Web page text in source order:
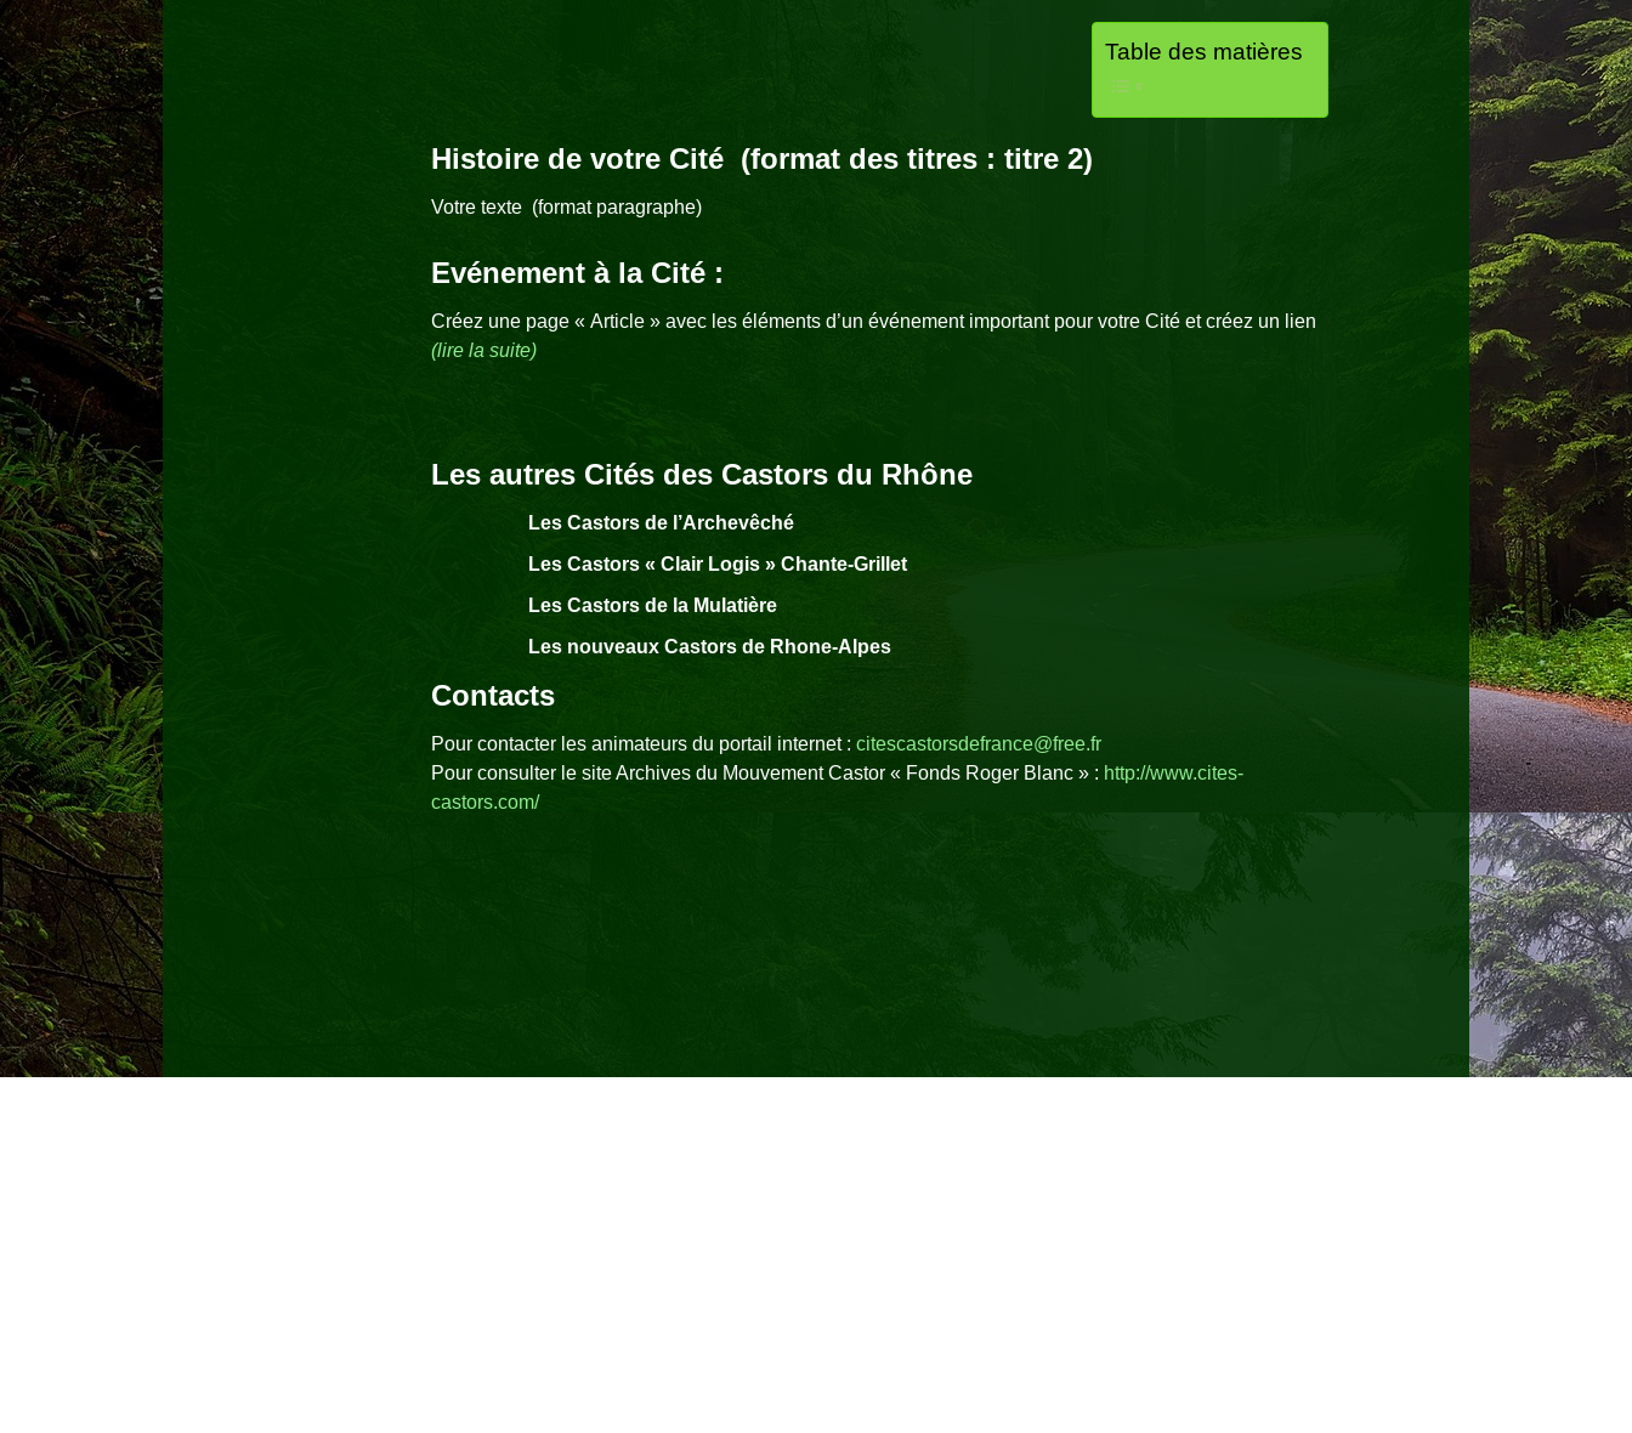
Table des matières
Histoire de votre Cité (format des titres : titre 2)
Votre texte (format paragraphe)
Evénement à la Cité :
Créez une page « Article » avec les éléments d’un événement important pour votre Cité et créez un lien
(lire la suite)
Les autres Cités des Castors du Rhône
Les Castors de l’Archevêché
Les Castors « Clair Logis » Chante-Grillet
Les Castors de la Mulatière
Les nouveaux Castors de Rhone-Alpes
Contacts
Pour contacter les animateurs du portail internet :citescastorsdefrance@free.fr
Pour consulter le site Archives du Mouvement Castor « Fonds Roger Blanc » : http://www.cites-
castors.com/